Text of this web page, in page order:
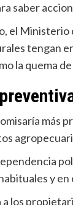
saber
el Ministerio
tengan
la quema
más
y
a los